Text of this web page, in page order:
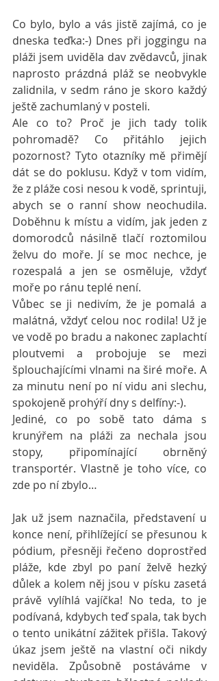
Co bylo, bylo a vás jistě zajímá, co je
dneska teďka:-) Dnes při joggingu na
pláži jsem uviděla dav zvědavců, jinak
naprosto prázdná pláž se neobvykle
zalidnila, v sedm ráno je skoro každý
ještě zachumlaný v posteli.
Ale co to? Proč je jich tady tolik
pohromadě? Co přitáhlo jejich
pozornost? Tyto otazníky mě přimějí
dát se do poklusu. Když v tom vidím,
že z pláže cosi nesou k vodě, sprintuji,
abych se o ranní show neochudila.
Doběhnu k místu a vidím, jak jeden z
domorodců násilně tlačí roztomilou
želvu do moře. Jí se moc nechce, je
rozespalá a jen se osměluje, vždyť
moře po ránu teplé není.
Vůbec se ji nedivím, že je pomalá a
malátná, vždyť celou noc rodila! Už je
ve vodě po bradu a nakonec zaplachtí
ploutvemi a probojuje se mezi
šplouchajícími vlnami na širé moře. A
za minutu není po ní vidu ani slechu,
spokojeně prohýří dny s delfíny:-).
Jediné, co po sobě tato dáma s
krunýřem na pláži za nechala jsou
stopy, připomínající obrněný
transportér. Vlastně je toho více, co
zde po ní zbylo…
Jak už jsem naznačila, představení u
konce není, přihlížející se přesunou k
pódium, přesněji řečeno doprostřed
pláže, kde zbyl po paní želvě hezký
důlek a kolem něj jsou v písku zasetá
právě vylíhlá vajíčka! No teda, to je
podívaná, kdybych teď spala, tak bych
o tento unikátní zážitek přišla. Takový
úkaz jsem ještě na vlastní oči nikdy
neviděla. Způsobně postáváme v